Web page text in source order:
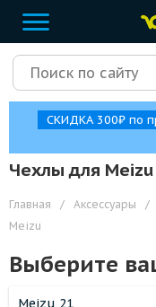
СКИДКА 300₽ по
Чехлы для Meizu
Главная / Аксессуары /
Meizu
Выберите
Meizu 21